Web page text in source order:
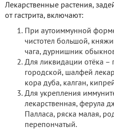
Лекарственные растения,
от гастрита, включают:
При аутоиммунной
чистотел большой,
чага, дурнишник
Для ликвидации отёка –
городской, шалфей
кора дуба, калган,
Для укрепления
лекарственная, ферула
Палласа, ряска малая,
перепончатый.